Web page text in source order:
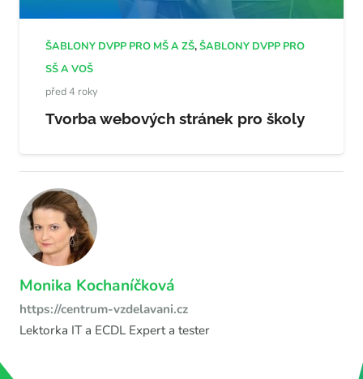
ŠABLONY DVPP PRO MŠ A ZŠ,ŠABLONY DVPP PRO
SŠ A VOŠ
před 4 roky
Tvorba webových stránek pro školy
Monika Kochaníčková
https://centrum-vzdelavani.cz
Lektorka IT a ECDL Expert a tester